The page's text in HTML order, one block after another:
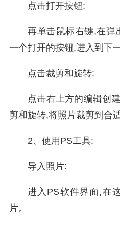
点击打开按钮:
再单击鼠标右键,在弹
一个打开的按钮,进入到下
点击裁剪和旋转:
点击右上方的编辑创
剪和旋转,将照片裁剪到合
2、使用PS工具:
导入照片:
进入PS软件界面,在
片。